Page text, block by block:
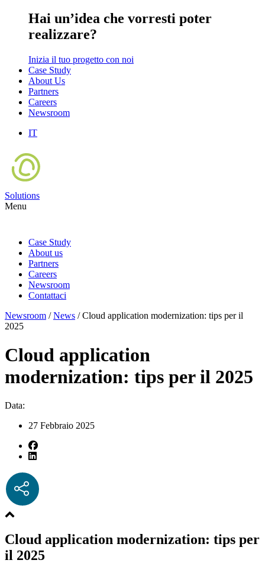
Hai un’idea che vorresti poter
realizzare?
Inizia il tuo progetto con noi
Case Study
About Us
Partners
Careers
Newsroom
IT
Solutions
Menu
Case Study
About us
Partners
Careers
Newsroom
Contattaci
Newsroom /News /Cloud application modernization: tips per il
2025
Cloud application
modernization: tips per il 2025
Data:
27 Febbraio 2025
Cloud application modernization: tips per
il 2025